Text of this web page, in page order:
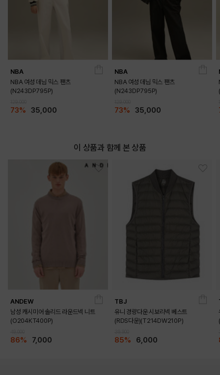
NBA
NBA 여성 데님 믹스 팬츠
(N243DP795P)
73% 35,000
NBA
NBA 여성 데님 믹스 팬츠
(N243DP795P)
73% 35,000
이 상품과 함께 본 상품
ANDEW
남성 캐시미어 솔리드 라운드넥 니트
(O204KT400P)
86% 7,000
TBJ
유니 경량다운 시보리넥 베스트
(RDS다운)(T214DW210P)
85% 6,000